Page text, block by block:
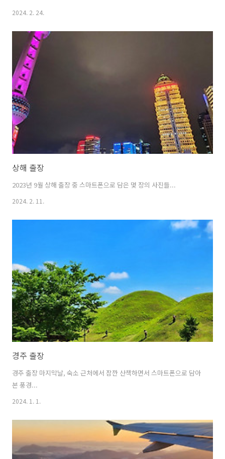
2024. 2. 24.
상해 출장
2023년 9월 상해 출장 중 스마트폰으로 담은 몇 장의 사진들...
2024. 2. 11.
경주 출장
경주 출장 마지막날, 숙소 근처에서 잠깐 산책하면서 스마트폰으로 담아
본 풍경...
2024. 1. 1.